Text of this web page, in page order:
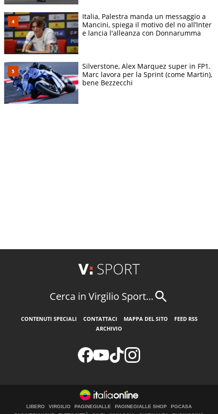
Italia, Palestra manda un messaggio a
Mancini, spiega il motivo del no all’Inter
e lancia l'alleanza con Donnarumma
Silverstone, Alex Marquez super in FP1.
Marc lavora per la Sprint (come Martin),
bene Bezzecchi
Cerca in Virgilio Sport...
CONTENUTI SPECIALI CONTATTACI MAPPA DEL SITO
FEED RSS
ARCHIVIO
LIBERO VIRGILIO PAGINEGIALLE PAGINEGIALLE SHOP
PGCASA